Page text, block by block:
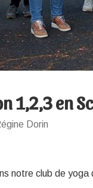
1,2,3 en
Dorin
notre club de yoga